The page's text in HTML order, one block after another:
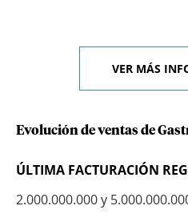
VER MÁS
Evolución de ventas de
ÚLTIMA FACTURACIÓN
2.000.000.000 y